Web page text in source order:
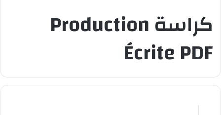
كراسة Production
Écrite PDF